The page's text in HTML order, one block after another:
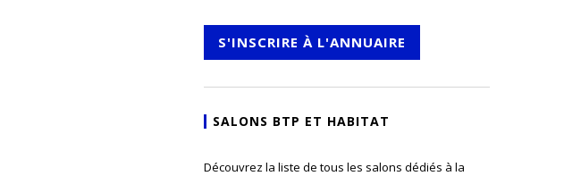
S'INSCRIRE À L'ANNUAIRE
SALONS BTP ET HABITAT
Découvrez la liste de tous les salons dédiés à la